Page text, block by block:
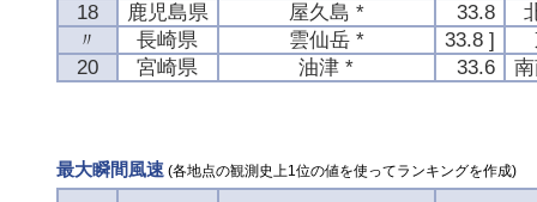
18
鹿児島県 屋久島 * 33.8
〃
長崎県 雲仙岳 * 33.8 ]
20
宮崎県 油津 * 33.6
最大瞬間風速(各地点の観測史上1位の値を使ってランキングを作成)